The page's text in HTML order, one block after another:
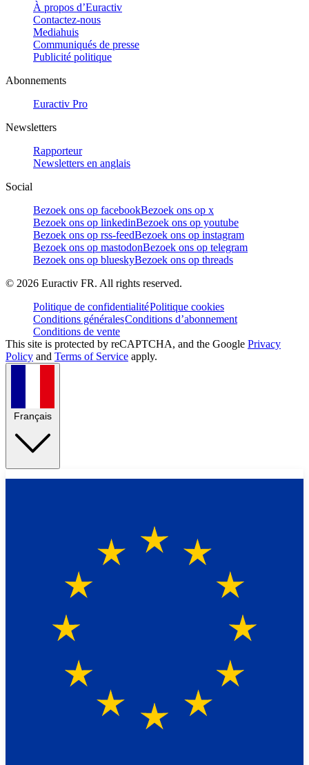
À propos d’Euractiv
Contactez-nous
Mediahuis
Communiqués de presse
Publicité politique
Abonnements
Euractiv Pro
Newsletters
Rapporteur
Newsletters en anglais
Social
Bezoek ons op facebookBezoek ons op x
Bezoek ons op linkedinBezoek ons op youtube
Bezoek ons op rss-feedBezoek ons op instagram
Bezoek ons op mastodonBezoek ons op telegram
Bezoek ons op blueskyBezoek ons op threads
© 2026 Euractiv FR. All rights reserved.
Politique de confidentialitéPolitique cookies
Conditions généralesConditions d’abonnement
Conditions de vente
This site is protected by reCAPTCHA, and the Google Privacy
Policy and Terms of Service apply.
Français